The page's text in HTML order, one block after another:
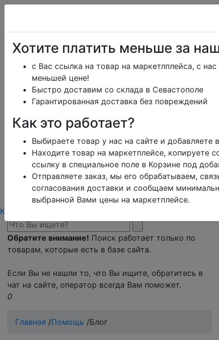
ikeaDos@mail.ru
Каталог Помощь
Отзывы
Дизайн
Сроки доставки
Обмен и возврат
Блог
Заказать юр.лицу
Контакты
режим работы
Корзина0
меню
Каталог
Обратите внимание! Поиск работает только по
товарам, которые есть в базе сайта.
Если Вы не нашли то, что Вы ищите, обратитесь в
чат на сайте, оператор всегда Вам поможет.
0
Главная /Помощь /Блог
Хотите платить меньше за
с Вас ссылка на товар на маркетлплейса, с
меньшей цене!
Быстро доставим со склада в Севастополе
Гарантированная доставка без повреждений
Как это работает?
Выбираете товар у нас на сайте и добавляете
Находите товар на маркетплейсе, копируете
ссылку в специальное поле в Корзине под
Отправляете заказ, мы его обрабатываем,
согласования доставки и сообщаем
выбранной Вами цены на маркетплейсе.